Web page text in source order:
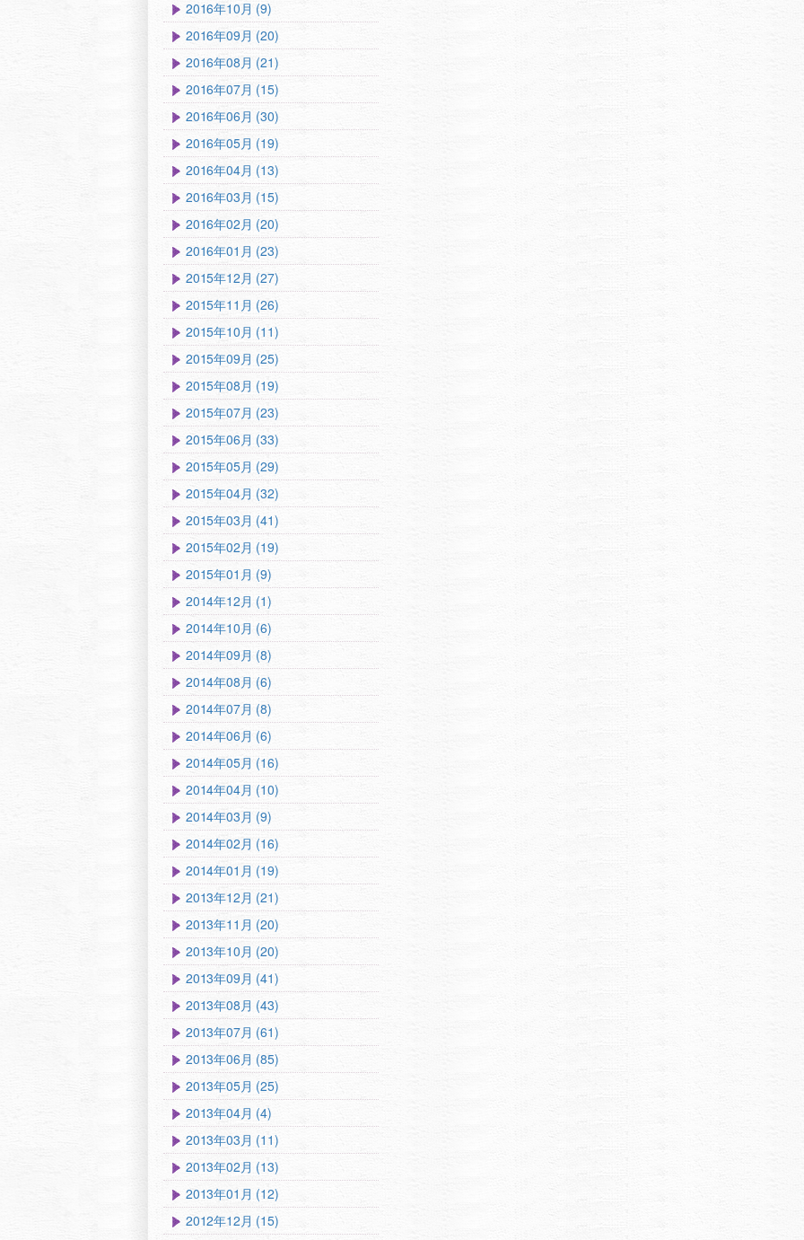
2016年10月 (9)
2016年09月 (20)
2016年08月 (21)
2016年07月 (15)
2016年06月 (30)
2016年05月 (19)
2016年04月 (13)
2016年03月 (15)
2016年02月 (20)
2016年01月 (23)
2015年12月 (27)
2015年11月 (26)
2015年10月 (11)
2015年09月 (25)
2015年08月 (19)
2015年07月 (23)
2015年06月 (33)
2015年05月 (29)
2015年04月 (32)
2015年03月 (41)
2015年02月 (19)
2015年01月 (9)
2014年12月 (1)
2014年10月 (6)
2014年09月 (8)
2014年08月 (6)
2014年07月 (8)
2014年06月 (6)
2014年05月 (16)
2014年04月 (10)
2014年03月 (9)
2014年02月 (16)
2014年01月 (19)
2013年12月 (21)
2013年11月 (20)
2013年10月 (20)
2013年09月 (41)
2013年08月 (43)
2013年07月 (61)
2013年06月 (85)
2013年05月 (25)
2013年04月 (4)
2013年03月 (11)
2013年02月 (13)
2013年01月 (12)
2012年12月 (15)